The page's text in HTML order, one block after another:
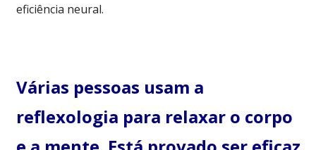
eficiência neural.
Várias pessoas usam a
reflexologia para relaxar o corpo